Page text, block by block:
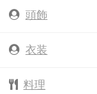
頭飾
衣装
料理